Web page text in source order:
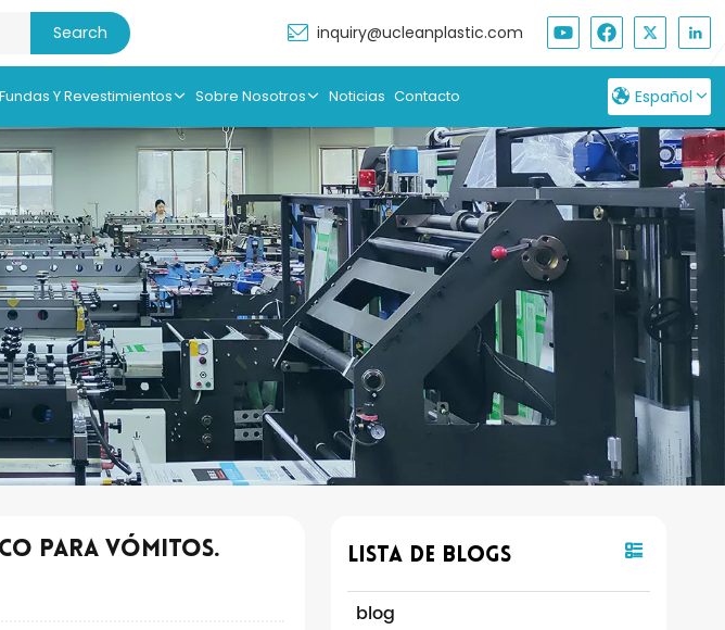
inquiry@ucleanplastic.com
Fundas Y Revestimientos Sobre Nosotros Noticias Contacto Español
English
Français
Русский
Lista De Blogs
blog
para vómitos.